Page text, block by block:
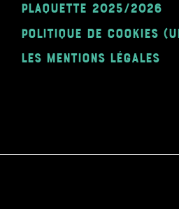
plaquette 2025/2026
Politique de cookies
Les mentions légales